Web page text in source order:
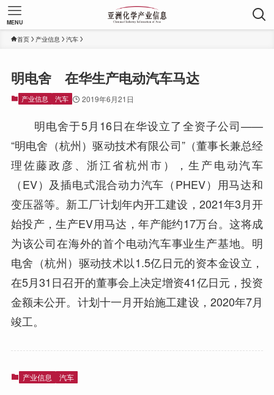
MENU
首页 产业信息 汽车
明电舍 在华生产电动汽车马达
产业信息 汽车 2019年6月21日
明电舍于5月16日在华设立了全资子公司——
“明电舍（杭州）驱动技术有限公司”（董事长兼总经
理佐藤政彦、浙江省杭州市），生产电动汽车
（EV）及插电式混合动力汽车（PHEV）用马达和
变压器等。新工厂计划年内开工建设，2021年3月开
始投产，生产EV用马达，年产能约17万台。这将成
为该公司在海外的首个电动汽车事业生产基地。明
电舍（杭州）驱动技术以1.5亿日元的资本金设立，
在5月31日召开的董事会上决定增资41亿日元，投资
金额未公开。计划十一月开始施工建设，2020年7月
竣工。
产业信息 汽车